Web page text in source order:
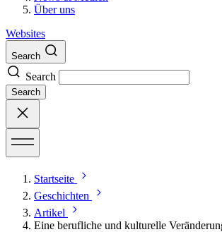
Über uns
Websites
Search
Search
Search
Startseite
Geschichten
Artikel
Eine berufliche und kulturelle